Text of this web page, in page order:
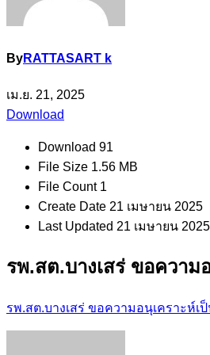
ByRATTASART k
เม.ย. 21, 2025
Download
Download 91
File Size 1.56 MB
File Count 1
Create Date 21 เมษายน 2025
Last Updated 21 เมษายน 2025
รพ.สต.บางเสร่ ขอความ
รพ.สต.บางเสร่ ขอความอนุเคราะห์เ